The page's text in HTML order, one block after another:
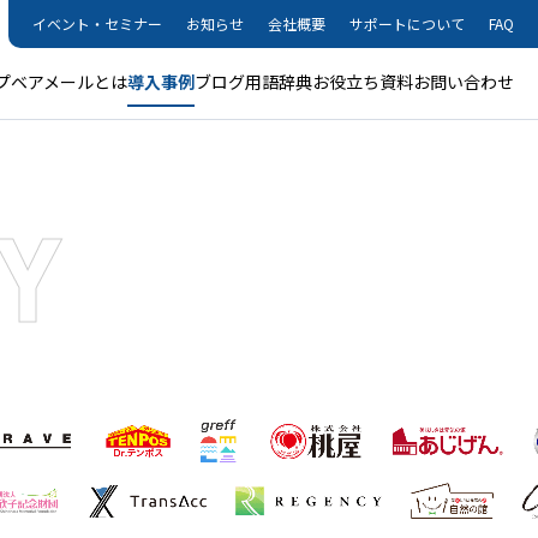
ベアメールとは導入事例ブログ用語辞典お役立ち資料お問い合わせ
イベント・セミナー お知らせ 会社概要 サポートについて FAQ